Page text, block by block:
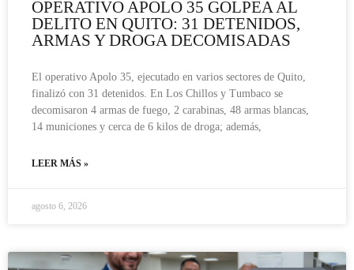
OPERATIVO APOLO 35 GOLPEA AL
DELITO EN QUITO: 31 DETENIDOS,
ARMAS Y DROGA DECOMISADAS
El operativo Apolo 35, ejecutado en varios sectores de Quito,
finalizó con 31 detenidos. En Los Chillos y Tumbaco se
decomisaron 4 armas de fuego, 2 carabinas, 48 armas blancas,
14 municiones y cerca de 6 kilos de droga; además,
LEER MÁS »
agosto 6, 2026